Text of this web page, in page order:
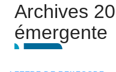
Archives
émergente